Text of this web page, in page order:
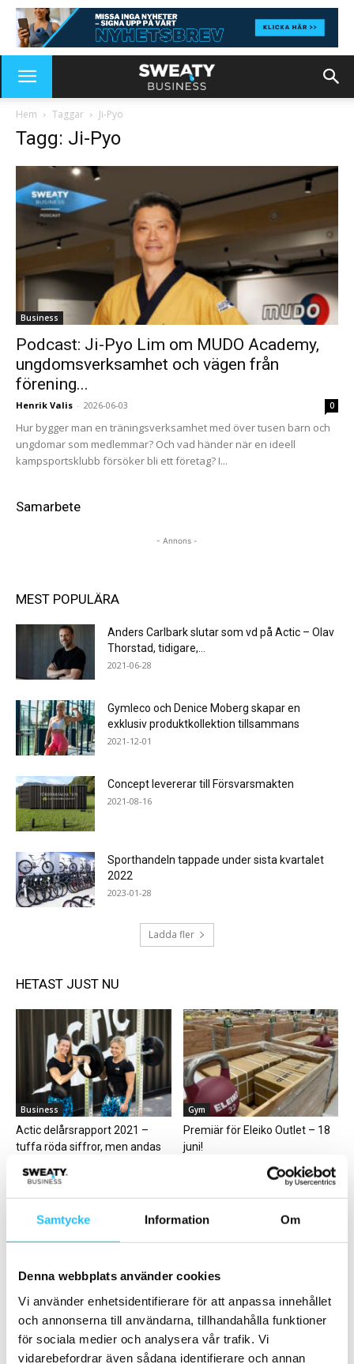
Samtycke Information Om
Denna webbplats använder cookies
Vi använder enhetsidentifierare för att anpassa innehållet
och annonserna till användarna, tillhandahålla funktioner
för sociala medier och analysera vår trafik. Vi
vidarebefordrar även sådana identifierare och annan
Hem Taggar Ji-Pyo
Tagg: Ji-Pyo
Business
Podcast: Ji-Pyo Lim om MUDO Academy,
ungdomsverksamhet och vägen från
förening...
Henrik Valis - 2026-06-03 0
Hur bygger man en träningsverksamhet med över tusen barn och
ungdomar som medlemmar? Och vad händer när en ideell
kampsportsklubb försöker bli ett företag? I...
Samarbete
- Annons -
MEST POPULÄRA
Anders Carlbark slutar som vd på Actic – Olav
Thorstad, tidigare,...
2021-06-28
Gymleco och Denice Moberg skapar en
exklusiv produktkollektion tillsammans
2021-12-01
Concept levererar till Försvarsmakten
2021-08-16
Sporthandeln tappade under sista kvartalet
2022
2023-01-28
Ladda fler
HETAST JUST NU
Business
Actic delårsrapport 2021 –
tuffa röda siffror, men andas
Gym
Premiär för Eleiko Outlet – 18
juni!
Cykling
välgörenhet – cykla till Paris
med Team Rynkeby!
Business
Actic kvartal 4 2023 – något
lägre omsättning, men
förbättrad marginal